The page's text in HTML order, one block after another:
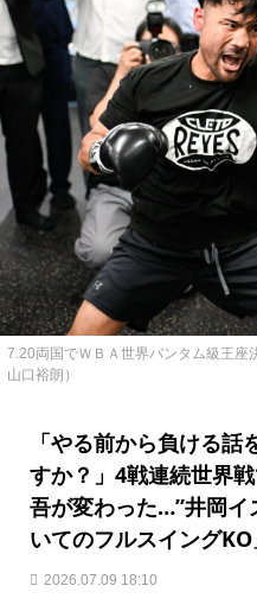
7.20両国でＷＢＡ世界バンタム級王座
山口裕朗）
「やる前から負ける
すか？」4戦連続世界
吾が変わった…”井岡イ
いてのフルスイング
2026.07.09 18:10